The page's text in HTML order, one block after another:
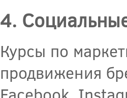
4.
Курсы по
продвижения